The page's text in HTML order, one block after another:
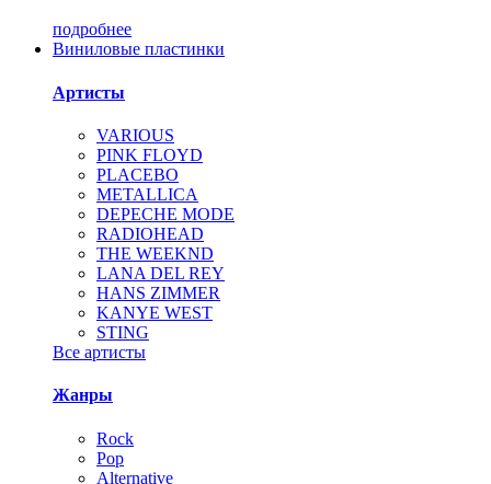
подробнее
Виниловые пластинки
Артисты
VARIOUS
PINK FLOYD
PLACEBO
METALLICA
DEPECHE MODE
RADIOHEAD
THE WEEKND
LANA DEL REY
HANS ZIMMER
KANYE WEST
STING
Все артисты
Жанры
Rock
Pop
Alternative